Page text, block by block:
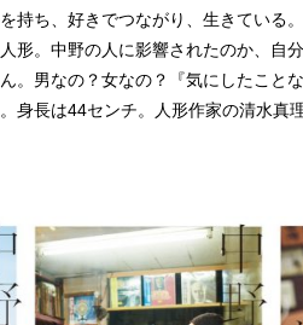
持ち、好きでつながり、生きている
形。中野の人に影響されたのか、自
。男なの？女なの？『気にしたこと
身長は44センチ。人形作家の清水真